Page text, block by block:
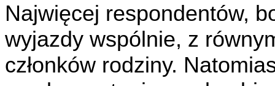
Najwięcej respondentów,
wyjazdy wspólnie, z
członków rodziny.